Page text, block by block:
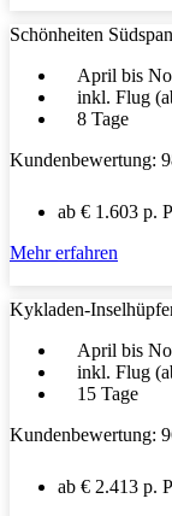
Schönheiten
April bis
inkl. Flug
8 Tage
Kundenbewertung:
ab € 1.603 p.
Mehr erfahren
Kykladen-
April bis
inkl. Flug
15 Tage
Kundenbewertung:
ab € 2.413 p.